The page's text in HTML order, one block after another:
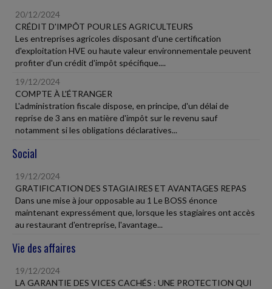
20/12/2024
CRÉDIT D'IMPÔT POUR LES AGRICULTEURS
Les entreprises agricoles disposant d'une certification
d'exploitation HVE ou haute valeur environnementale peuvent
profiter d'un crédit d'impôt spécifique....
19/12/2024
COMPTE À L'ÉTRANGER
L'administration fiscale dispose, en principe, d'un délai de
reprise de 3 ans en matière d'impôt sur le revenu sauf
notamment si les obligations déclaratives...
Social
19/12/2024
GRATIFICATION DES STAGIAIRES ET AVANTAGES REPAS
Dans une mise à jour opposable au 1 Le BOSS énonce
maintenant expressément que, lorsque les stagiaires ont accès
au restaurant d'entreprise, l'avantage...
Vie des affaires
19/12/2024
LA GARANTIE DES VICES CACHÉS : UNE PROTECTION QUI